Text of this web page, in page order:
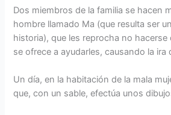
Dos miembros de la familia se hacen
hombre llamado Ma (que resulta ser
historia), que les reprocha no
se ofrece a ayudarles, causando la ira
Un día, en la habitación de la mala
que, con un sable, efectúa unos